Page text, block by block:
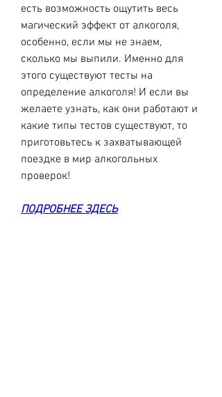
есть возможность ощутить весь
магический эффект от алкоголя,
особенно, если мы не знаем,
сколько мы выпили. Именно для
этого существуют тесты на
определение алкоголя! И если вы
желаете узнать, как они работают и
какие типы тестов существуют, то
приготовьтесь к захватывающей
поездке в мир алкогольных
проверок!
ПОДРОБНЕЕ ЗДЕСЬ